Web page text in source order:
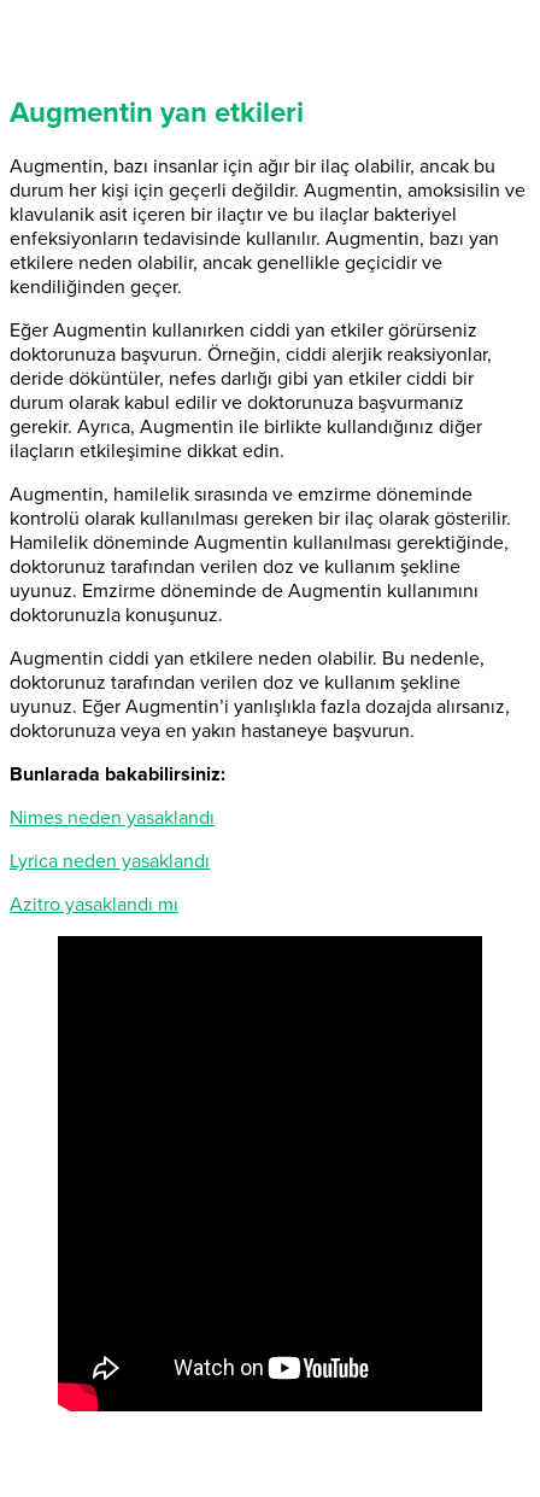
Augmentin yan etkileri
Augmentin, bazı insanlar için ağır bir ilaç olabilir, ancak bu
durum her kişi için geçerli değildir. Augmentin, amoksisilin ve
klavulanik asit içeren bir ilaçtır ve bu ilaçlar bakteriyel
enfeksiyonların tedavisinde kullanılır. Augmentin, bazı yan
etkilere neden olabilir, ancak genellikle geçicidir ve
kendiliğinden geçer.
Eğer Augmentin kullanırken ciddi yan etkiler görürseniz
doktorunuza başvurun. Örneğin, ciddi alerjik reaksiyonlar,
deride döküntüler, nefes darlığı gibi yan etkiler ciddi bir
durum olarak kabul edilir ve doktorunuza başvurmanız
gerekir. Ayrıca, Augmentin ile birlikte kullandığınız diğer
ilaçların etkileşimine dikkat edin.
Augmentin, hamilelik sırasında ve emzirme döneminde
kontrolü olarak kullanılması gereken bir ilaç olarak gösterilir.
Hamilelik döneminde Augmentin kullanılması gerektiğinde,
doktorunuz tarafından verilen doz ve kullanım şekline
uyunuz. Emzirme döneminde de Augmentin kullanımını
doktorunuzla konuşunuz.
Augmentin ciddi yan etkilere neden olabilir. Bu nedenle,
doktorunuz tarafından verilen doz ve kullanım şekline
uyunuz. Eğer Augmentin’i yanlışlıkla fazla dozajda alırsanız,
doktorunuza veya en yakın hastaneye başvurun.
Bunlarada bakabilirsiniz:
Nimes neden yasaklandı
Lyrica neden yasaklandı
Azitro yasaklandı mı